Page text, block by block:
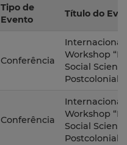
Tipo de
Evento
Título do
Conferência
Internacional
Workshop
Social
Postcolonial
Conferência
Internacional
Workshop
Social
Postcolonial